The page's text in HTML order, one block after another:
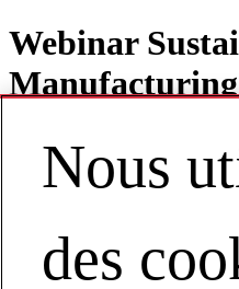
Webinar
Contact
FR | Europe
Nous
des